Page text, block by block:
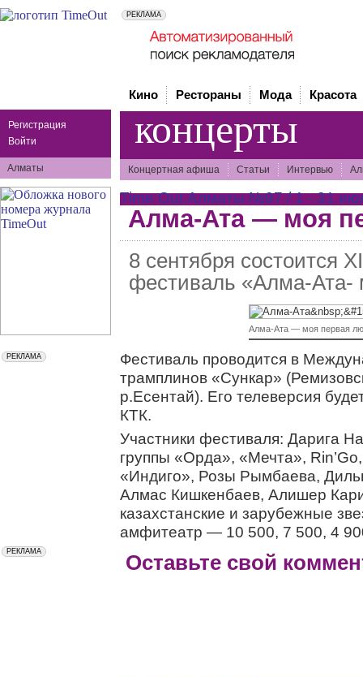
Регистрация
Войти
Алматы
Кино Рестораны Мода Красота
концерты
Концертная афиша Статьи Интервью
Time Out Алматы №97 / 1 - 31
Алма-Ата — моя
8 сентября состоится
фестиваль «Алма-Ата-
Алма-Ата — моя первая
Фестиваль проводится в
трамплинов «Сункар»
р.Есентай). Его телеверсия
КТК.
Участники фестиваля: Дарига
группы «Орда», «Мечта»,
«Индиго», Розы Рымбаева,
Алмас Кишкенбаев, Алишер
казахстанские и зарубежные
амфитеатр — 10 500, 7 500, 4
Оставьте свой